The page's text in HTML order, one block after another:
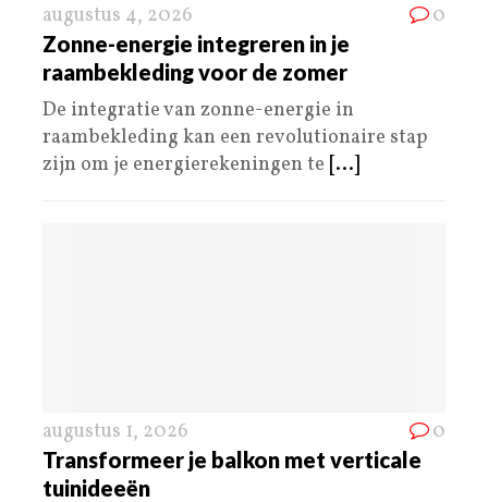
augustus 4, 2026 0
Zonne-energie integreren in je
raambekleding voor de zomer
De integratie van zonne-energie in
raambekleding kan een revolutionaire stap
zijn om je energierekeningen te [...]
augustus 1, 2026 0
Transformeer je balkon met verticale
tuinideeën